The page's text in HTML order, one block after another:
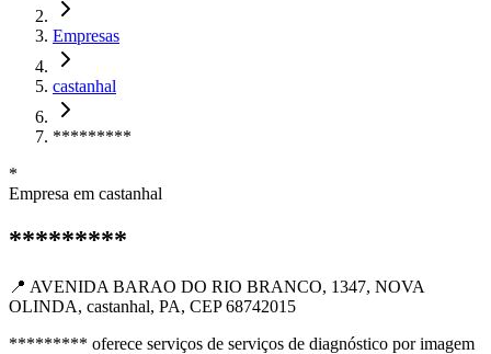
Empresas
castanhal
*********
*
Empresa em castanhal
*********
📍 AVENIDA BARAO DO RIO BRANCO, 1347, NOVA
OLINDA, castanhal, PA, CEP 68742015
********* oferece serviços de serviços de diagnóstico por imagem